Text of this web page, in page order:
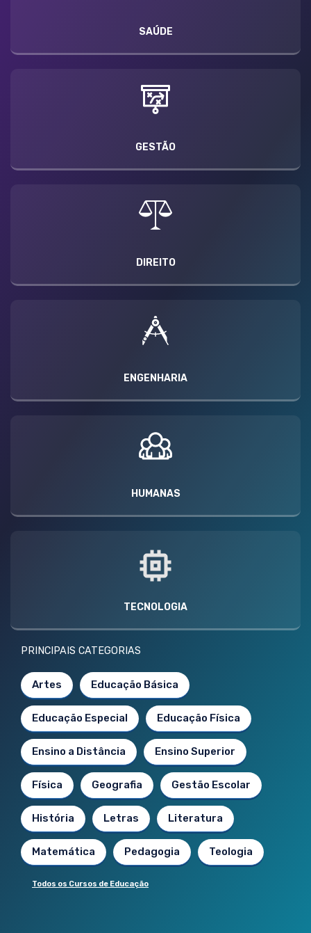
SAÚDE
GESTÃO
DIREITO
ENGENHARIA
HUMANAS
TECNOLOGIA
PRINCIPAIS CATEGORIAS
Artes Educação Básica
Educação Especial Educação Física
Ensino a Distância Ensino Superior
Física Geografia Gestão Escolar
História Letras Literatura
Matemática Pedagogia Teologia
Todos os Cursos de Educação